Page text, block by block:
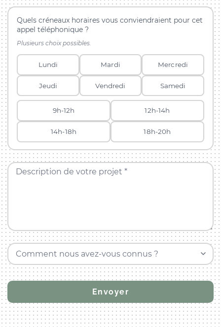
Quels créneaux horaires vous conviendraient pour cet
appel téléphonique ?
Plusieurs choix possibles.
Lundi Mardi Mercredi
Jeudi Vendredi Samedi
9h-12h 12h-14h
14h-18h 18h-20h
Description de votre projet *
Comment nous avez-vous connus ?